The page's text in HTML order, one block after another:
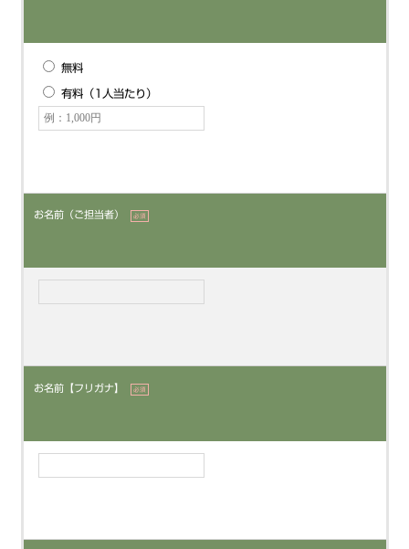
無料
有料（1人当たり）
お名前（ご担当者） 必須
お名前【フリガナ】 必須